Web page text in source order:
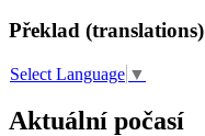
Překlad (translations)
Select Language ▼
Aktuální počasí